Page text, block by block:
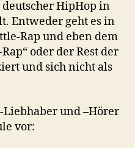
HipHop in
Entweder geht es in
Rap und eben dem
oder der Rest der
und sich nicht als
Liebhaber und –Hörer
vor: